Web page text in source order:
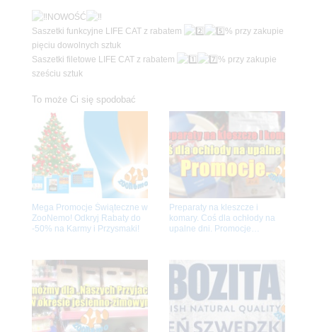
NOWOŚĆ
Saszetki funkcyjne LIFE CAT z rabatem
% przy zakupie
pięciu dowolnych sztuk
Saszetki filetowe LIFE CAT z rabatem
% przy zakupie
sześciu sztuk
To może Ci się spodobać
Mega Promocje Świąteczne w
ZooNemo! Odkryj Rabaty do
-50% na Karmy i Przysmaki!
Preparaty na kleszcze i
komary. Coś dla ochłody na
upalne dni. Promocje…